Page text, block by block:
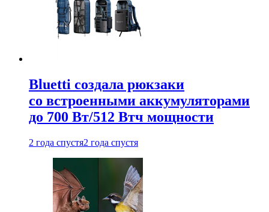
Bluetti создала рюкзаки
со встроенными аккумуляторами
до 700 Вт/512 Втч мощности
2 года спустя2 года спустя